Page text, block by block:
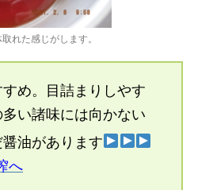
れた感じがします。
め。目詰まりしやす
い諸味には向かない
油があります
へ